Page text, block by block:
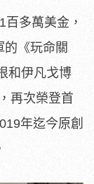
百多萬美金，
的《玩命關
和伊凡戈博
再次榮登首
年迄今原創